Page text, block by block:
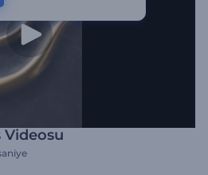
Videosu